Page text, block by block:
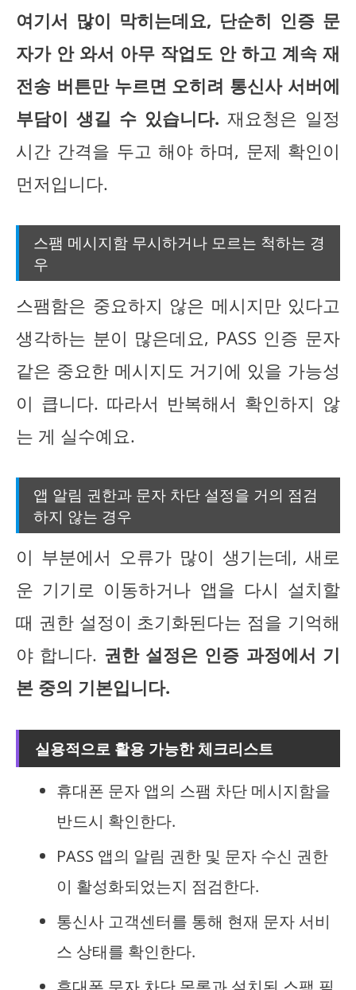
여기서 많이 막히는데요, 단순히 인증 문
자가 안 와서 아무 작업도 안 하고 계속 재
전송 버튼만 누르면 오히려 통신사 서버에
부담이 생길 수 있습니다. 재요청은 일정
시간 간격을 두고 해야 하며, 문제 확인이
먼저입니다.
스팸 메시지함 무시하거나 모르는 척하는 경
우
스팸함은 중요하지 않은 메시지만 있다고
생각하는 분이 많은데요, PASS 인증 문자
같은 중요한 메시지도 거기에 있을 가능성
이 큽니다. 따라서 반복해서 확인하지 않
는 게 실수예요.
앱 알림 권한과 문자 차단 설정을 거의 점검
하지 않는 경우
이 부분에서 오류가 많이 생기는데, 새로
운 기기로 이동하거나 앱을 다시 설치할
때 권한 설정이 초기화된다는 점을 기억해
야 합니다. 권한 설정은 인증 과정에서 기
본 중의 기본입니다.
실용적으로 활용 가능한 체크리스트
휴대폰 문자 앱의 스팸 차단 메시지함을
반드시 확인한다.
PASS 앱의 알림 권한 및 문자 수신 권한
이 활성화되었는지 점검한다.
통신사 고객센터를 통해 현재 문자 서비
스 상태를 확인한다.